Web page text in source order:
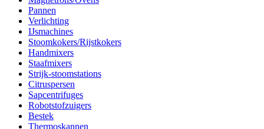
Pannen
Verlichting
IJsmachines
Stoomkokers/Rijstkokers
Handmixers
Staafmixers
Strijk-stoomstations
Citruspersen
Sapcentrifuges
Robotstofzuigers
Bestek
Thermoskannen